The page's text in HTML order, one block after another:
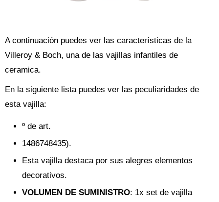
A continuación puedes ver las características de la
Villeroy & Boch, una de las vajillas infantiles de
ceramica.
En la siguiente lista puedes ver las peculiaridades de
esta vajilla:
º de art.
1486748435).
Esta vajilla destaca por sus alegres elementos
decorativos.
VOLUMEN DE SUMINISTRO: 1x set de vajilla